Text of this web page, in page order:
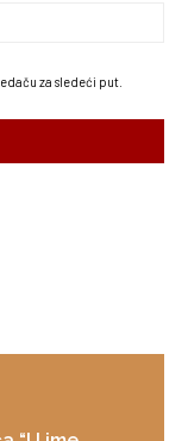
za sledeći put.